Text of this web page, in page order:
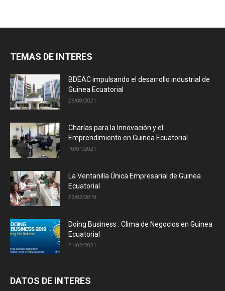
TEMAS DE INTERES
BDEAC impulsando el desarrollo industrial de
Guinea Ecuatorial
26/08/2021
Charlas para la Innovación y el
Emprendimiento en Guinea Ecuatorial
10/01/2021
La Ventanilla Única Empresarial de Guinea
Ecuatorial
26/02/2019
Doing Business : Clima de Negocios en Guinea
Ecuatorial
21/02/2021
DATOS DE INTERES